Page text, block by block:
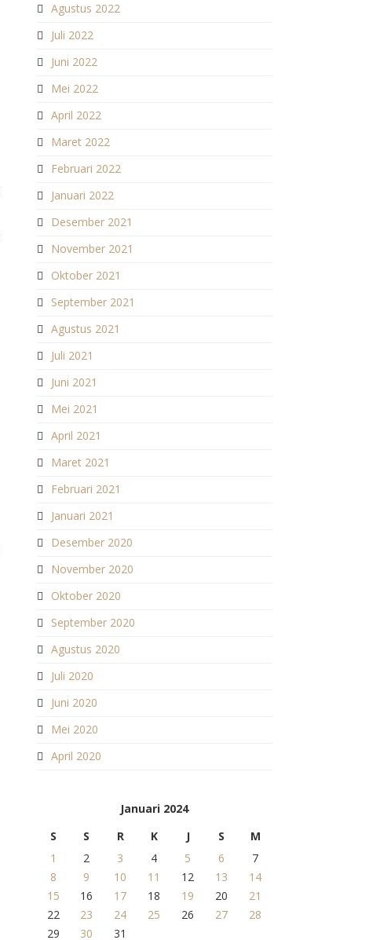
Agustus 2022
Juli 2022
Juni 2022
Mei 2022
April 2022
Maret 2022
Februari 2022
Januari 2022
Desember 2021
November 2021
Oktober 2021
September 2021
Agustus 2021
Juli 2021
Juni 2021
Mei 2021
April 2021
Maret 2021
Februari 2021
Januari 2021
Desember 2020
November 2020
Oktober 2020
September 2020
Agustus 2020
Juli 2020
Juni 2020
Mei 2020
April 2020
Januari 2024
S
S R K J S
M
1
2 3 4 5 6
7
8
9 10 11 12 13
14
15
16 17 18 19 20
21
22
23 24 25 26 27
28
29
30 31